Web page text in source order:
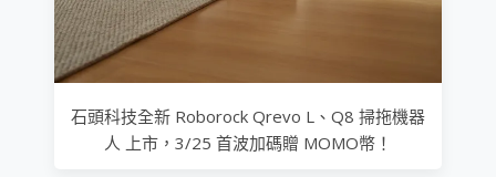
石頭科技全新 Roborock Qrevo L、Q8 掃拖機器
人 上市，3/25 首波加碼贈 MOMO幣！